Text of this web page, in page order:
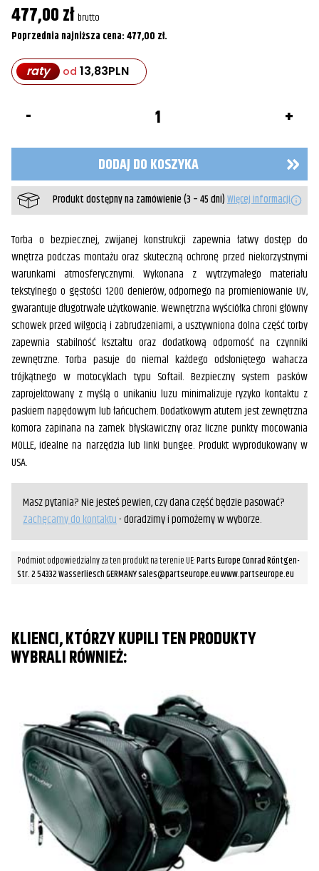
477,00zł brutto
Poprzednia najniższa cena:477,00 zł.
raty od 13,83PLN
DODAJ DO KOSZYKA
Produkt dostępny na zamówienie (3 – 45 dni)Więcej informacji
Torba o bezpiecznej, zwijanej konstrukcji zapewnia łatwy dostęp do
wnętrza podczas montażu oraz skuteczną ochronę przed niekorzystnymi
warunkami atmosferycznymi. Wykonana z wytrzymałego materiału
tekstylnego o gęstości 1200 denierów, odpornego na promieniowanie UV,
gwarantuje długotrwałe użytkowanie. Wewnętrzna wyściółka chroni główny
schowek przed wilgocią i zabrudzeniami, a usztywniona dolna część torby
zapewnia stabilność kształtu oraz dodatkową odporność na czynniki
zewnętrzne. Torba pasuje do niemal każdego odsłoniętego wahacza
trójkątnego w motocyklach typu Softail. Bezpieczny system pasków
zaprojektowany z myślą o unikaniu luzu minimalizuje ryzyko kontaktu z
paskiem napędowym lub łańcuchem. Dodatkowym atutem jest zewnętrzna
komora zapinana na zamek błyskawiczny oraz liczne punkty mocowania
MOLLE, idealne na narzędzia lub linki bungee. Produkt wyprodukowany w
USA.
Masz pytania? Nie jesteś pewien, czy dana część będzie pasować?
Zachęcamy do kontaktu- doradzimy i pomożemy w wyborze.
Podmiot odpowiedzialny za ten produkt na terenie UE:Parts Europe Conrad Röntgen-
Str. 2 54332 Wasserliesch GERMANY sales@partseurope.eu www.partseurope.eu
KLIENCI, KTÓRZY KUPILI TEN PRODUKTY
WYBRALI RÓWNIEŻ: